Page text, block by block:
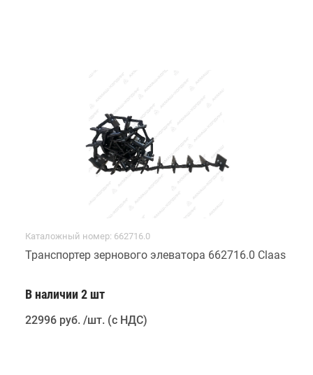
Каталожный номер: 662716.0
Транспортер зернового элеватора 662716.0 Claas
В наличии 2 шт
22996 руб. /шт. (с НДС)